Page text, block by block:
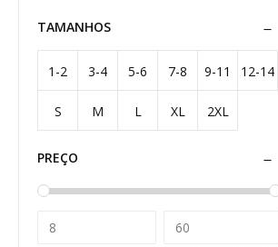
TAMANHOS
1-2
anos
3-4
anos
5-6
anos
7-8
anos
9-11
anos
12-14
S M L XL 2XL
PREÇO